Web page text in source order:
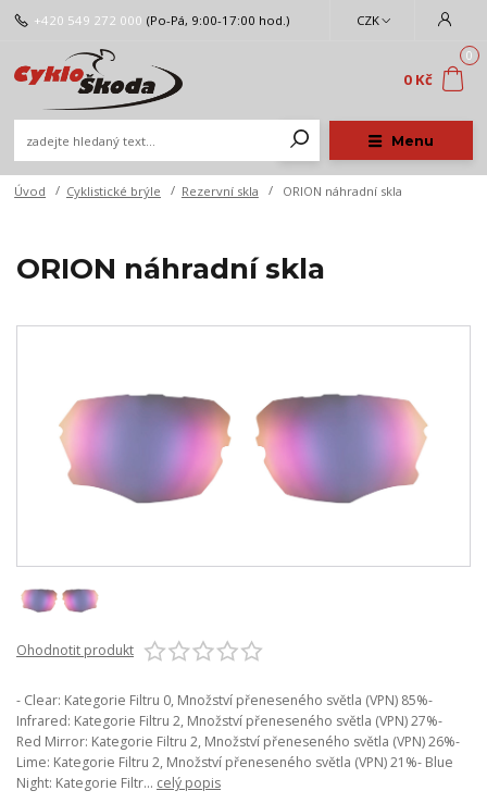
Menu
CZK
+420 549 272 000 (Po-Pá, 9:00-17:00 hod.)
0
0 Kč
Úvod Cyklistické brýle Rezervní skla ORION náhradní skla
ORION náhradní skla
Ohodnotit produkt
- Clear: Kategorie Filtru 0, Množství přeneseného světla (VPN) 85%-
Infrared: Kategorie Filtru 2, Množství přeneseného světla (VPN) 27%-
Red Mirror: Kategorie Filtru 2, Množství přeneseného světla (VPN) 26%-
Lime: Kategorie Filtru 2, Množství přeneseného světla (VPN) 21%- Blue
Night: Kategorie Filtr... celý popis